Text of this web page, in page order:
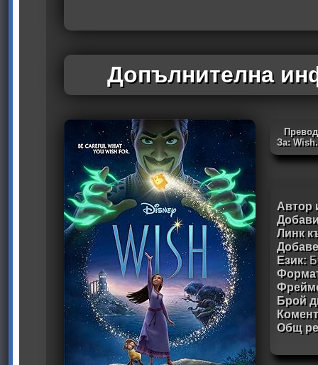
Допълнителна
За:
Автор
Линк
Език:
Брой
Общ